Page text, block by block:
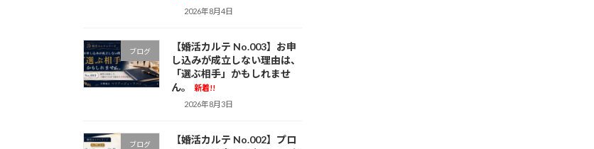
2026年8月4日
ブログ
【婚活カルテ No.003】お申
し込みが成立しない理由は、
「選ぶ相手」かもしれませ
ん。
新着!!
2026年8月3日
ブログ
【婚活カルテ No.002】プロ